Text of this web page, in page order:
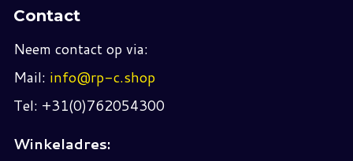
Contact
Neem contact op via:
Mail: info@rp-c.shop
Tel: +31(0)762054300
Winkeladres: